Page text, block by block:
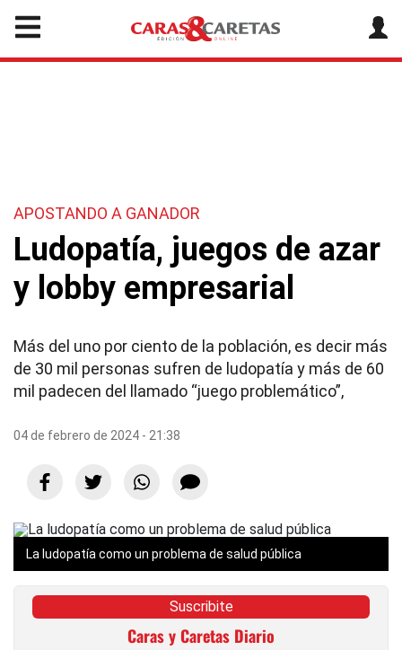
APOSTANDO A GANADOR
Ludopatía, juegos de azar
y lobby empresarial
Más del uno por ciento de la población, es decir más
de 30 mil personas sufren de ludopatía y más de 60
mil padecen del llamado “juego problemático”,
04 de febrero de 2024 - 21:38
La ludopatía como un problema de salud pública
Suscribite
Caras y Caretas Diario